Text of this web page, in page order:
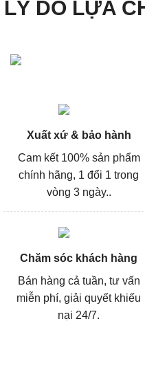
LÝ DO LỰA
Xuất xứ & bảo hành
Cam kết 100% sản phẩm
chính hãng, 1 đổi 1 trong
vòng 3 ngày..
Chăm sóc khách hàng
Bán hàng cả tuần, tư vấn
miễn phí, giải quyết khiếu
nại 24/7.